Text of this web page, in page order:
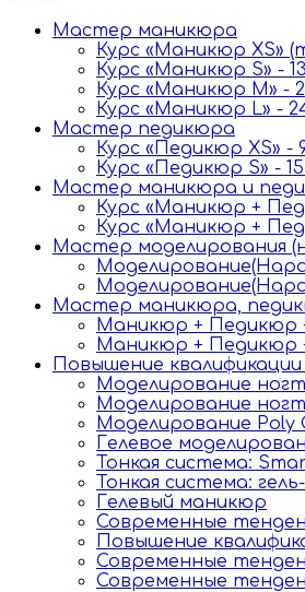
Мастер маникюра
Курс «Маникюр XS»
Курс «Маникюр S» -
Курс «Маникюр M» -
Курс «Маникюр L» -
Мастер педикюра
Курс «Педикюр XS»
Курс «Педикюр S» -
Мастер маникюра и
Курс «Маникюр +
Курс «Маникюр +
Мастер моделирования
Мастер маникюра,
Маникюр + Педикюр
Маникюр + Педикюр
Повышение квалификации
Моделирование
Моделирование
Моделирование Poly
Гелевое
Тонкая система:
Тонкая система:
Гелевый маникюр
Современные
Повышение
Современные
Современные